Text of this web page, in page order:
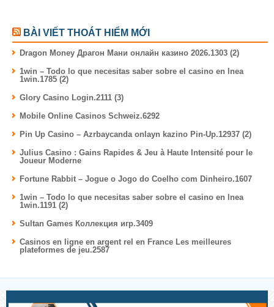
BÀI VIẾT THOÁT HIỂM MỚI
Dragon Money Драгон Мани онлайн казино 2026.1303 (2)
1win – Todo lo que necesitas saber sobre el casino en lnea
1win.1785 (2)
Glory Casino Login.2111 (3)
Mobile Online Casinos Schweiz.6292
Pin Up Casino – Azrbaycanda onlayn kazino Pin-Up.12937 (2)
Julius Casino : Gains Rapides & Jeu à Haute Intensité pour le
Joueur Moderne
Fortune Rabbit – Jogue o Jogo do Coelho com Dinheiro.1607
1win – Todo lo que necesitas saber sobre el casino en lnea
1win.1191 (2)
Sultan Games Коллекция игр.3409
Casinos en ligne en argent rel en France Les meilleures
plateformes de jeu.2587